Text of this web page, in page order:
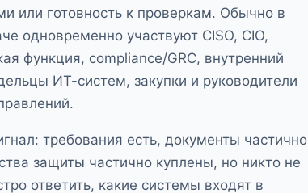
или готовность к проверкам. Обычно в
одновременно участвуют CISO, CIO,
функция, compliance/GRC, внутренний
ИТ-систем, закупки и руководители
требования есть, документы частично
защиты частично куплены, но никто не
ответить, какие системы входят в